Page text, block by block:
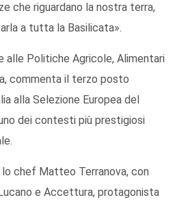
che riguardano la nostra terra,
a tutta la Basilicata».
alle Politiche Agricole, Alimentari
commenta il terzo posto
alla Selezione Europea del
dei contesti più prestigiosi
chef Matteo Terranova, con
e Accettura, protagonista